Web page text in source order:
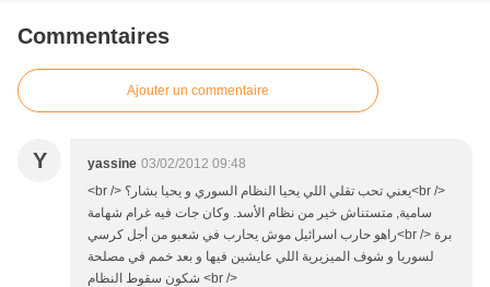
Commentaires
Ajouter un commentaire
Y yassine 03/02/2012 09:48
<br /> يعني تحب تقلي اللي يحيا النظام السوري و يحيا بشار؟<br />
سامية, متستناش خير من نظام الأسد. وكان جات فيه غرام شهامة
راهو حارب اسرائيل موش يحارب في شعبو من أجل كرسي<br /> برة
لسوريا و شوف الميزيرية اللي عايشين فيها و بعد خمم في مصلحة
شكون سقوط النظام <br />